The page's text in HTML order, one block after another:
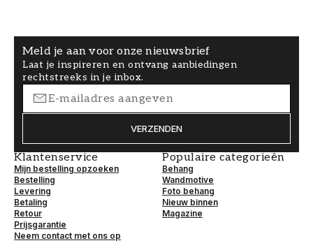
Meld je aan voor onze nieuwsbrief
Laat je inspireren en ontvang aanbiedingen
rechtstreeks in je inbox.
VERZENDEN
Klantenservice
Mijn bestelling opzoeken
Bestelling
Levering
Betaling
Retour
Prijsgarantie
Neem contact met ons op
Populaire categorieën
Behang
Wandmotive
Foto behang
Nieuw binnen
Magazine